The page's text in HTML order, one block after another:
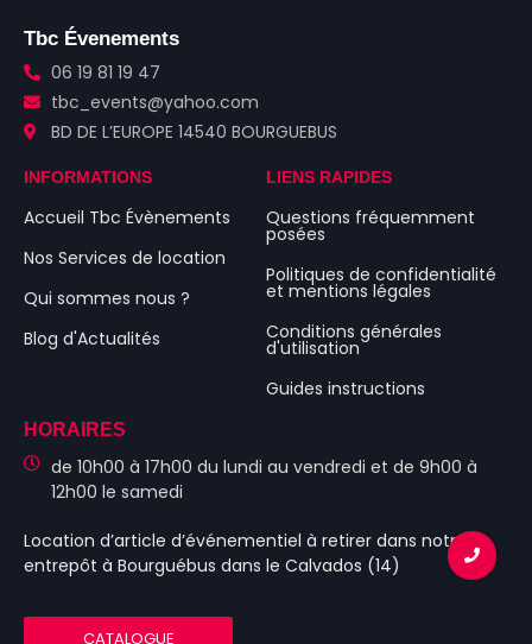
Tbc Évenements
06 19 81 19 47
tbc_events@yahoo.com
BD DE L’EUROPE 14540 BOURGUEBUS
INFORMATIONS
Accueil Tbc Évènements
Nos Services de location
Qui sommes nous ?
Blog d'Actualités
LIENS RAPIDES
Questions fréquemment
posées
Politiques de confidentialité
et mentions légales
Conditions générales
d'utilisation
Guides instructions
HORAIRES
de 10h00 à 17h00 du lundi au vendredi et de 9h00 à
12h00 le samedi
Location d’article d’événementiel à retirer dans notre
entrepôt à Bourguébus dans le Calvados (14)
CATALOGUE